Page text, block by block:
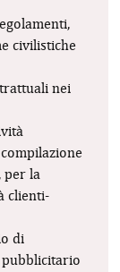
civilistiche
nei
per la
clienti-
di